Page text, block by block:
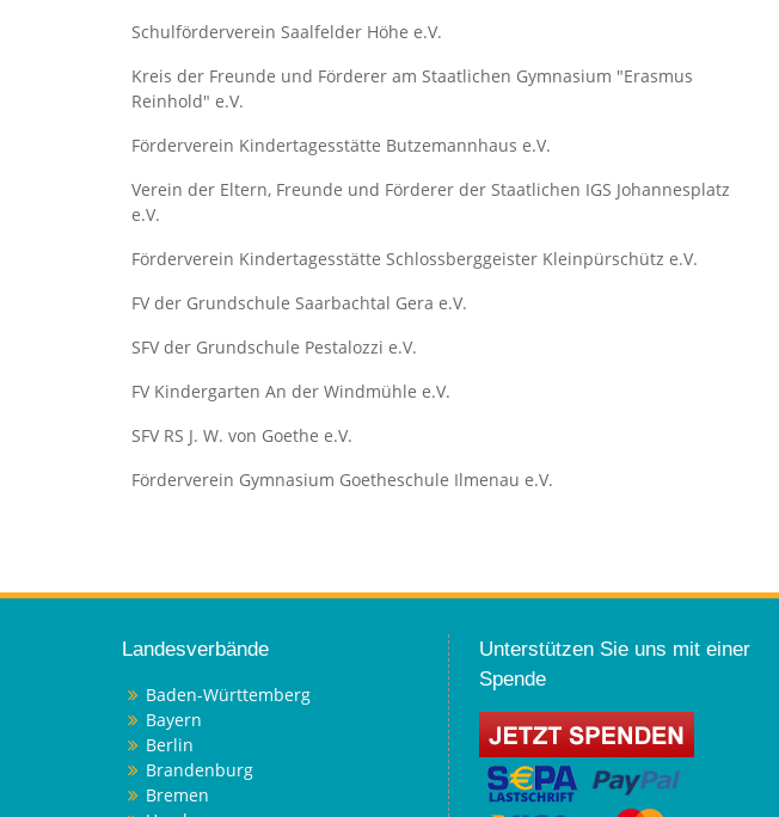
Schulförderverein Saalfelder Höhe e.V.
Kreis der Freunde und Förderer am Staatlichen Gymnasium "Erasmus
Reinhold" e.V.
Förderverein Kindertagesstätte Butzemannhaus e.V.
Verein der Eltern, Freunde und Förderer der Staatlichen IGS Johannesplatz
e.V.
Förderverein Kindertagesstätte Schlossberggeister Kleinpürschütz e.V.
FV der Grundschule Saarbachtal Gera e.V.
SFV der Grundschule Pestalozzi e.V.
FV Kindergarten An der Windmühle e.V.
SFV RS J. W. von Goethe e.V.
Förderverein Gymnasium Goetheschule Ilmenau e.V.
Landesverbände
Baden-Württemberg
Bayern
Berlin
Brandenburg
Bremen
Unterstützen Sie uns mit einer
Spende